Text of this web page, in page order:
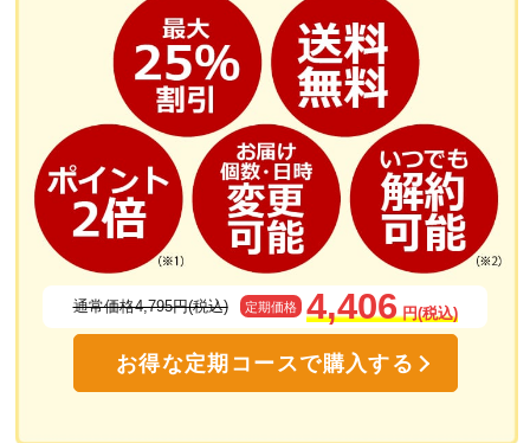
通常価格4,795円(税込) 定期価格 4,406 円(税込)
お得な定期コースで購入する